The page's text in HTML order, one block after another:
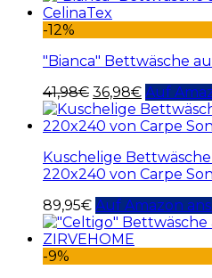
-12%
"Bianca" Bettwäsche
41,98€ 36,98€ Auf
Kuschelige
220x240 von Carpe
89,95€ Auf Amazon
-9%